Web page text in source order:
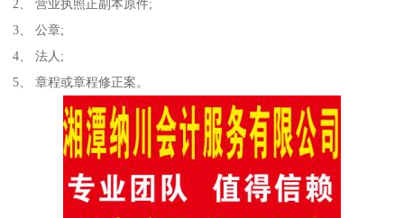
2、 营业执照正副本原件;
3、 公章;
4、 法人;
5、 章程或章程修正案。